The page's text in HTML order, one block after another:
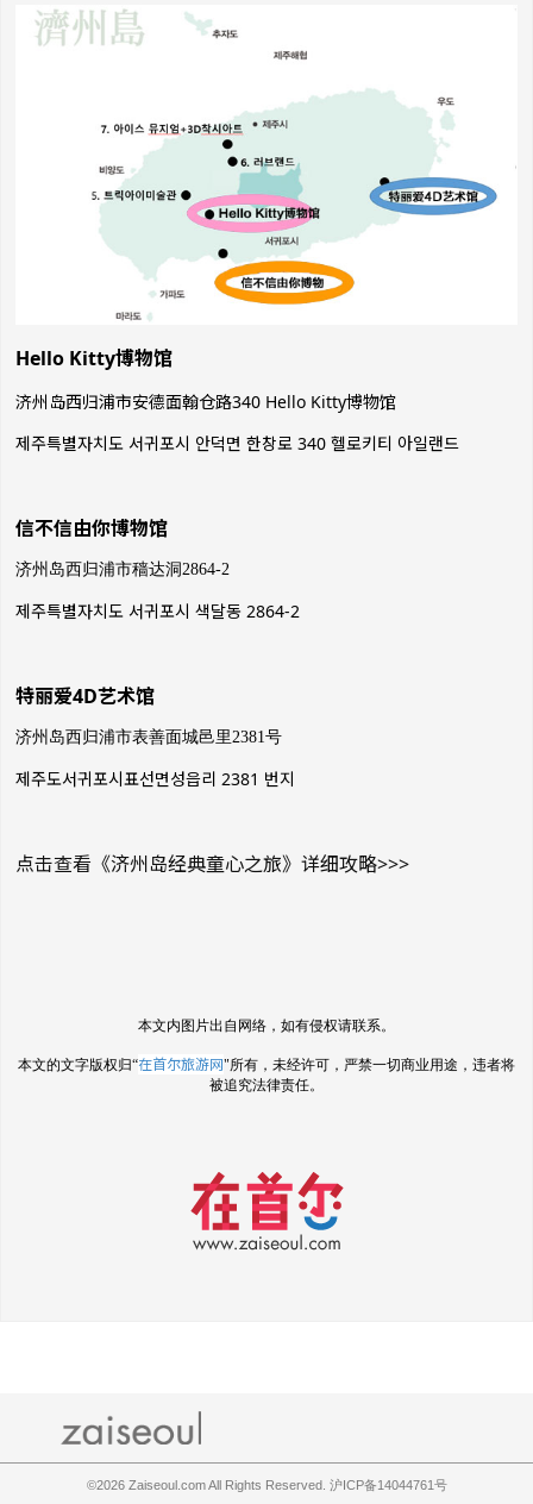
Hello Kitty博物馆
济州岛西归浦市安德面翰仓路340 Hello Kitty博物馆
제주특별자치도 서귀포시 안덕면 한창로 340 헬로키티 아일랜드
信不信由你博物馆
济州岛西归浦市穑达洞2864-2
제주특별자치도 서귀포시 색달동 2864-2
特丽爱4D艺术馆
济州岛西归浦市表善面城邑里2381号
제주도서귀포시표선면성읍리 2381 번지
点击查看《济州岛经典童心之旅》详细攻略>>>
本文内图片出自网络，如有侵权请联系。
本文的文字版权归“在首尔旅游网"所有，未经许可，严禁一切商业用途，违者将
被追究法律责任。
©2026 Zaiseoul.com All Rights Reserved. 沪ICP备14044761号